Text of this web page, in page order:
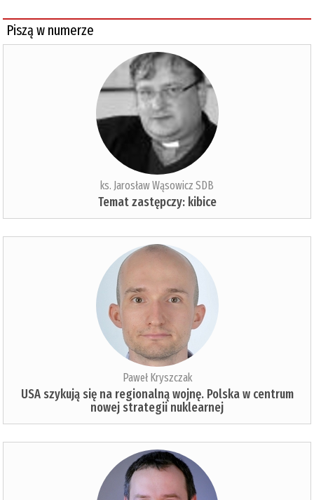
Piszą w numerze
ks. Jarosław Wąsowicz SDB
Temat zastępczy: kibice
Paweł Kryszczak
USA szykują się na regionalną wojnę. Polska w centrum
nowej strategii nuklearnej